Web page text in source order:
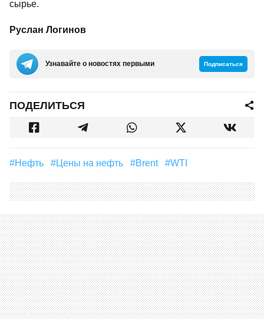
сырье.
Руслан Логинов
Узнавайте о новостях первыми Подписаться
ПОДЕЛИТЬСЯ
#Нефть #цены на нефть #Brent #WTI